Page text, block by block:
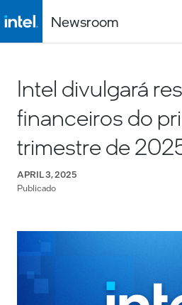
Newsroom
Intel divulgará
financeiros do
trimestre de
APRIL 3, 2025
Publicado